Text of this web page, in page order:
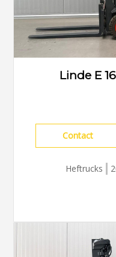
Linde E
Contact
Heftrucks